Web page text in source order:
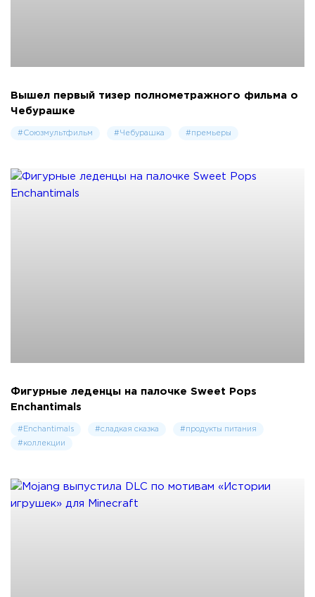
Вышел первый тизер полнометражного фильма о
Чебурашке
#Союзмультфильм #Чебурашка #премьеры
Фигурные леденцы на палочке Sweet Pops
Enchantimals
#Enchantimals #сладкая сказка
#продукты питания
#коллекции